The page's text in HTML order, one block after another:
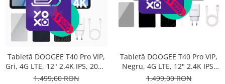
Tabletă DOOGEE T40 Pro VIP,
Gri, 4G LTE, 12" 2.4K IPS, 20GB
RAM (8GB + 12GB extensibili),
1.499,00 RON
Tabletă DOOGEE T40 Pro VIP,
Negru, 4G LTE, 12" 2.4K IPS,
20GB RAM (8GB + 12GB
1.499,00 RON